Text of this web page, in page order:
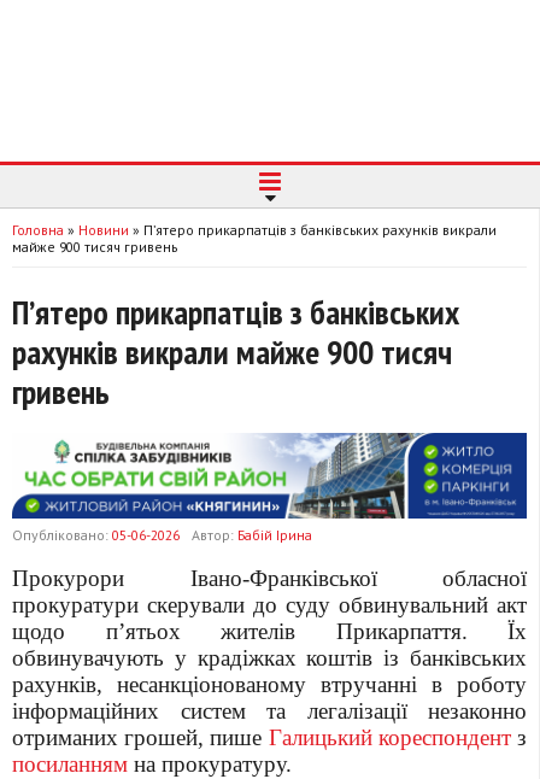
Головна » Новини » П’ятеро прикарпатців з банківських рахунків викрали
майже 900 тисяч гривень
П’ятеро прикарпатців з банківських
рахунків викрали майже 900 тисяч
гривень
Опубліковано: 05-06-2026 Автор: Бабій Ірина
Прокурори Івано-Франківської обласної
прокуратури скерували до суду обвинувальний акт
щодо п’ятьох жителів Прикарпаття. Їх
обвинувачують у крадіжках коштів із банківських
рахунків, несанкціонованому втручанні в роботу
інформаційних систем та легалізації незаконно
отриманих грошей, пише Галицький кореспондентз
посиланням на прокуратуру.